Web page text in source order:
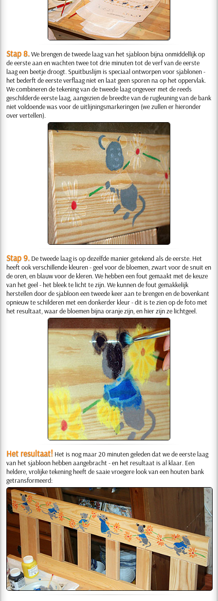
Stap 8.We brengen de tweede laag van het sjabloon bijna onmiddellijk op
de eerste aan en wachten twee tot drie minuten tot de verf van de eerste
laag een beetje droogt. Spuitbuslijm is speciaal ontworpen voor sjablonen -
het bederft de eerste verflaag niet en laat geen sporen na op het oppervlak.
We combineren de tekening van de tweede laag ongeveer met de reeds
geschilderde eerste laag, aangezien de breedte van de rugleuning van de bank
niet voldoende was voor de uitlijningsmarkeringen (we zullen er hieronder
over vertellen).
Stap 9. De tweede laag is op dezelfde manier getekend als de eerste. Het
heeft ook verschillende kleuren - geel voor de bloemen, zwart voor de snuit en
de oren, en blauw voor de kleren. We hebben een fout gemaakt met de keuze
van het geel - het bleek te licht te zijn. We kunnen de fout gemakkelijk
herstellen door de sjabloon een tweede keer aan te brengen en de bovenkant
opnieuw te schilderen met een donkerder kleur - dit is te zien op de foto met
het resultaat, waar de bloemen bijna oranje zijn, en hier zijn ze lichtgeel.
Het resultaat! Het is nog maar 20 minuten geleden dat we de eerste laag
van het sjabloon hebben aangebracht - en het resultaat is al klaar. Een
heldere, vrolijke tekening heeft de saaie vroegere look van een houten bank
getransformeerd: